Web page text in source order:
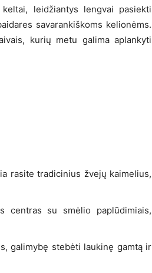
leidžiantys lengvai pasiekti
savarankiškoms kelionėms.
kurių metu galima aplankyti
rasite tradicinius žvejų kaimelius,
centras su smėlio paplūdimiais,
galimybę stebėti laukinę gamtą ir